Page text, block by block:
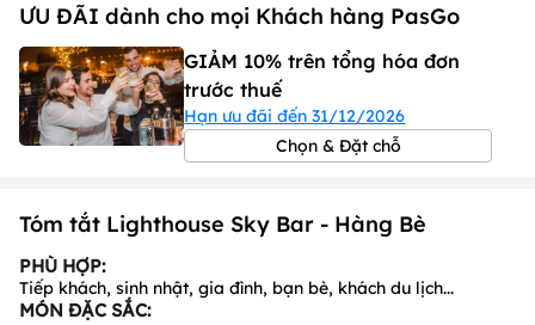
ƯU ĐÃI dành cho mọi Khách hàng PasGo
GIẢM 10% trên tổng hóa đơn
trước thuế
Hạn ưu đãi đến 31/12/2026
Chọn & Đặt chỗ
Tóm tắt Lighthouse Sky Bar - Hàng Bè
PHÙ HỢP:
Tiếp khách, sinh nhật, gia đình, bạn bè, khách du lịch...
MÓN ĐẶC SẮC:
/1